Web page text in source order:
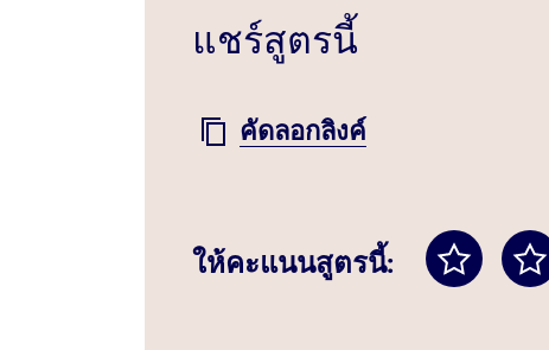
แชร์สูตรนี้
คัดลอกลิงค์
ให้คะแนนสูตรนี้: